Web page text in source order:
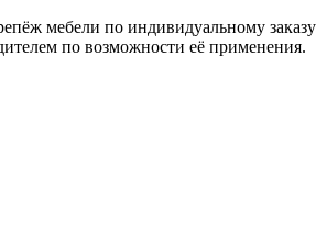
мебели по индивидуальному заказу
по возможности её применения.